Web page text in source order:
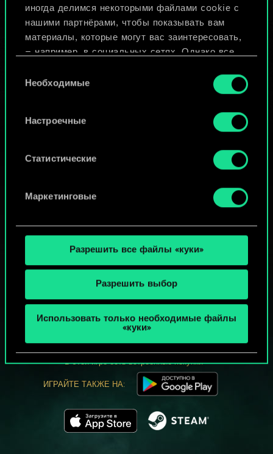
иногда делимся некоторыми файлами cookie с
нашими партнёрами, чтобы показывать вам
материалы, которые могут вас заинтересовать,
— например, в социальных сетях. Однако все
разрешения.
Найти подробную информацию о том, как мы
используем ваши файлы cookie, и изменить
«Настройки» ниже.
согласия
Необходимые
Настроечные
Статистические
Маркетинговые
Разрешить все файлы «куки»
Разрешить выбор
Использовать только необходимые файлы
«куки»
ИЛИ
МОЖЕТ ПАРТЕЕЧКУ В ГВИНТ?
ИГРАТЬ
БЕСПЛАТНО НА ПК
В этой игре есть встроенные покупки
ИГРАЙТЕ ТАКЖЕ НА: